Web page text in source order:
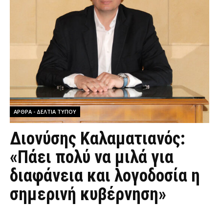
ΆΡΘΡΑ - ΔΕΛΤΊΑ ΤΎΠΟΥ
Διονύσης Καλαματιανός:
«Πάει πολύ να μιλά για
διαφάνεια και λογοδοσία η
σημερινή κυβέρνηση»